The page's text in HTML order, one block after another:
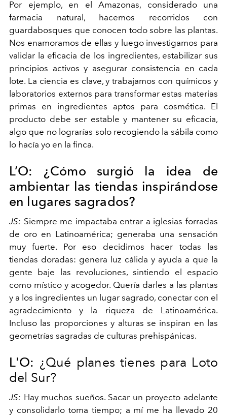
Por ejemplo, en el Amazonas, considerado una
farmacia natural, hacemos recorridos con
guardabosques que conocen todo sobre las plantas.
Nos enamoramos de ellas y luego investigamos para
validar la eficacia de los ingredientes, estabilizar sus
principios activos y asegurar consistencia en cada
lote. La ciencia es clave, y trabajamos con químicos y
laboratorios externos para transformar estas materias
primas en ingredientes aptos para cosmética. El
producto debe ser estable y mantener su eficacia,
algo que no lograrías solo recogiendo la sábila como
lo hacía yo en la finca.
L’O: ¿Cómo surgió la idea de
ambientar las tiendas inspirándose
en lugares sagrados?
JS: Siempre me impactaba entrar a iglesias forradas
de oro en Latinoamérica; generaba una sensación
muy fuerte. Por eso decidimos hacer todas las
tiendas doradas: genera luz cálida y ayuda a que la
gente baje las revoluciones, sintiendo el espacio
como místico y acogedor. Quería darles a las plantas
y a los ingredientes un lugar sagrado, conectar con el
agradecimiento y la riqueza de Latinoamérica.
Incluso las proporciones y alturas se inspiran en las
geometrías sagradas de culturas prehispánicas.
L'O: ¿Qué planes tienes para Loto
del Sur?
JS: Hay muchos sueños. Sacar un proyecto adelante
y consolidarlo toma tiempo; a mí me ha llevado 20